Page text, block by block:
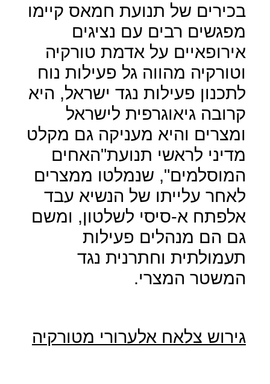
בכירים של תנועת חמאס קיימו
מפגשים רבים עם נציגים
אירופאיים על אדמת טורקיה
וטורקיה מהווה גל פעילות נוח
לתכנון פעילות נגד ישראל, היא
קרובה גיאוגרפית לישראל
ומצרים והיא מעניקה גם מקלט
מדיני לראשי תנועת"האחים
המוסלמים", שנמלטו ממצרים
לאחר עלייתו של הנשיא עבד
אלפתח א-סיסי לשלטון, ומשם
גם הם מנהלים פעילות
תעמולתית וחתרנית נגד
המשטר המצרי.
גירוש צלאח אלערורי מטורקיה